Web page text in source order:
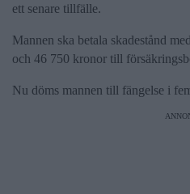
ett senare tillfälle.
Mannen ska betala skadestånd
och 46 750 kronor till
Nu döms mannen till fängelse i